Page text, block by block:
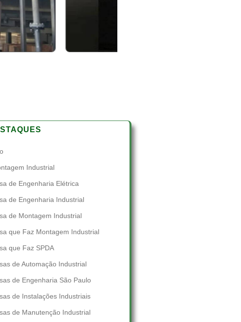
Industrial
de Engenharia Elétrica
de Engenharia Industrial
de Montagem Industrial
que Faz Montagem Industrial
que Faz SPDA
de Automação Industrial
de Engenharia São Paulo
de Instalações Industriais
de Manutenção Industrial